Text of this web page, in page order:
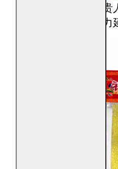
民俗理解中，
焚烧象征让助力